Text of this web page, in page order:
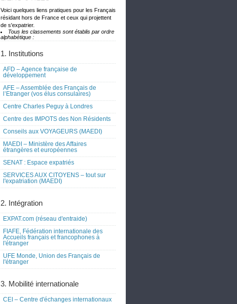
Voici quelques liens pratiques pour les Français
résidant hors de France et ceux qui projettent
de s'expatrier.
Tous les classements sont établis par ordre
alphabétique :
1. Institutions
AFD – Agence française de
développement
AFE – Assemblée des Français de
l’Etranger (vos élus consulaires)
Centre Charles Peguy à Londres
Centre des IMPOTS des Non Résidents
Conseils aux VOYAGEURS (MAEDI)
MAEDI – Ministère des Affaires
étrangères et européennes
SENAT : Espace expatriés
SERVICES AUX CITOYENS – tout sur
l'expatriation (MAEDI)
2. Intégration
EXPAT.com (réseau d'entraide)
FIAFE, Fédération internationale des
Accueils français et francophones à
l'étranger
UFE Monde, Union des Français de
l'étranger
3. Mobilité internationale
CEI – Centre d'échanges internationaux